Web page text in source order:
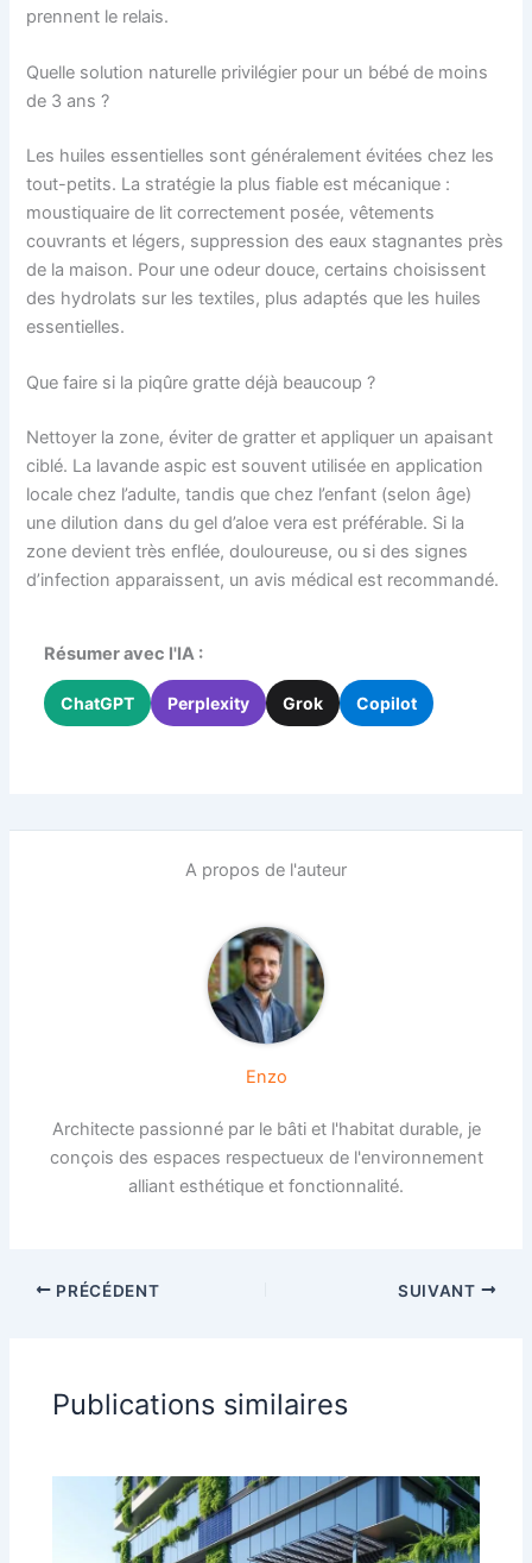
prennent le relais.
Quelle solution naturelle privilégier pour un bébé de moins
de 3 ans ?
Les huiles essentielles sont généralement évitées chez les
tout-petits. La stratégie la plus fiable est mécanique :
moustiquaire de lit correctement posée, vêtements
couvrants et légers, suppression des eaux stagnantes près
de la maison. Pour une odeur douce, certains choisissent
des hydrolats sur les textiles, plus adaptés que les huiles
essentielles.
Que faire si la piqûre gratte déjà beaucoup ?
Nettoyer la zone, éviter de gratter et appliquer un apaisant
ciblé. La lavande aspic est souvent utilisée en application
locale chez l’adulte, tandis que chez l’enfant (selon âge)
une dilution dans du gel d’aloe vera est préférable. Si la
zone devient très enflée, douloureuse, ou si des signes
d’infection apparaissent, un avis médical est recommandé.
Résumer avec l'IA :
ChatGPT Perplexity Grok Copilot
A propos de l'auteur
Enzo
Architecte passionné par le bâti et l'habitat durable, je
conçois des espaces respectueux de l'environnement
alliant esthétique et fonctionnalité.
PRÉCÉDENT SUIVANT
Publications similaires